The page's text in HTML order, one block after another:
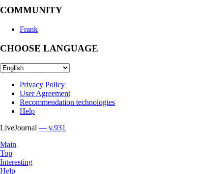
COMMUNITY
Frank
CHOOSE LANGUAGE
Privacy Policy
User Agreement
Recommendation technologies
Help
LiveJournal — v.931
Main
Top
Interesting
Help